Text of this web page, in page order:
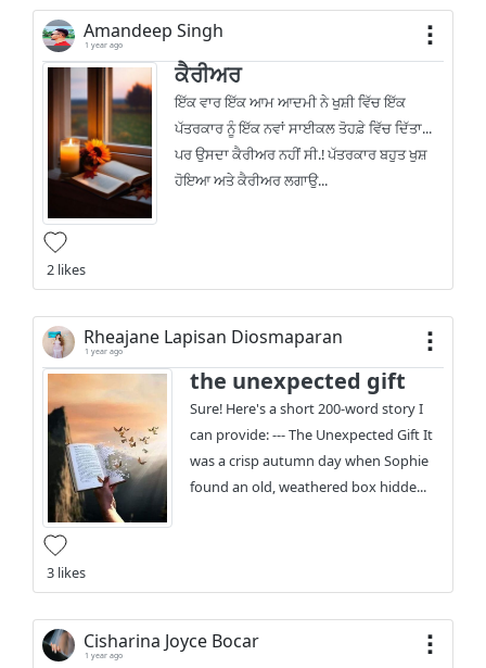
Amandeep Singh
1 year ago
ਕੈਰੀਅਰ
ਇੱਕ ਵਾਰ ਇੱਕ ਆਮ ਆਦਮੀ ਨੇ ਖੁਸ਼ੀ ਵਿੱਚ ਇੱਕ
ਪੱਤਰਕਾਰ ਨੂੰ ਇੱਕ ਨਵਾਂ ਸਾਈਕਲ ਤੋਹਫ਼ੇ ਵਿੱਚ ਦਿੱਤਾ...
ਪਰ ਉਸਦਾ ਕੈਰੀਅਰ ਨਹੀਂ ਸੀ.! ਪੱਤਰਕਾਰ ਬਹੁਤ ਖੁਸ਼
ਹੋਇਆ ਅਤੇ ਕੈਰੀਅਰ ਲਗਾਉ...
2 likes
Rheajane Lapisan Diosmaparan
1 year ago
the unexpected gift
Sure! Here's a short 200-word story I
can provide: --- The Unexpected Gift It
was a crisp autumn day when Sophie
found an old, weathered box hidde...
3 likes
Cisharina Joyce Bocar
1 year ago